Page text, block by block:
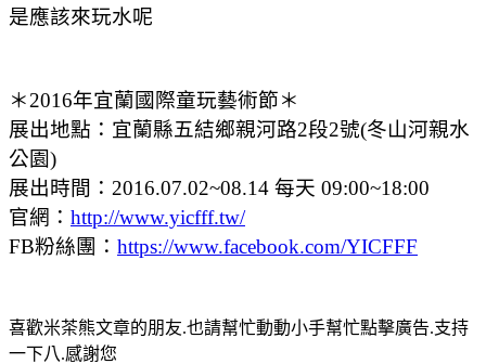
是應該來玩水呢
＊2016年宜蘭國際童玩藝術節＊
展出地點：宜蘭縣五結鄉親河路2段2號(冬山河親水
公園)
展出時間：2016.07.02~08.14 每天 09:00~18:00
官網： http://www.yicfff.tw/
FB粉絲團： https://www.facebook.com/YICFFF
喜歡米茶熊文章的朋友.也請幫忙動動小手幫忙點擊廣告.支持
一下八.感謝您